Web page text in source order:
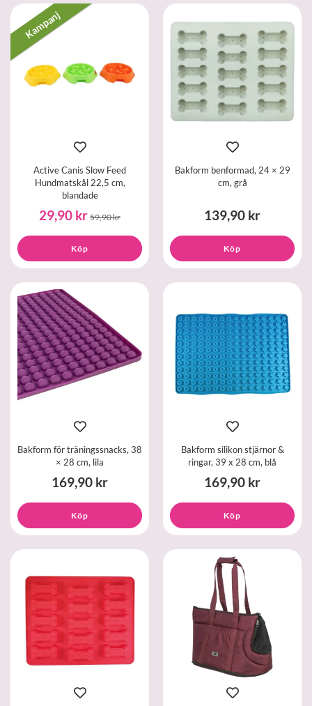
Kampanj
Active Canis Slow Feed
Hundmatskål 22,5 cm,
blandade
29,90 kr 59,90 kr
Köp
Bakform benformad, 24 × 29
cm, grå
139,90 kr
Köp
Bakform för träningssnacks, 38
× 28 cm, lila
169,90 kr
Köp
Bakform silikon stjärnor &
ringar, 39 x 28 cm, blå
169,90 kr
Köp